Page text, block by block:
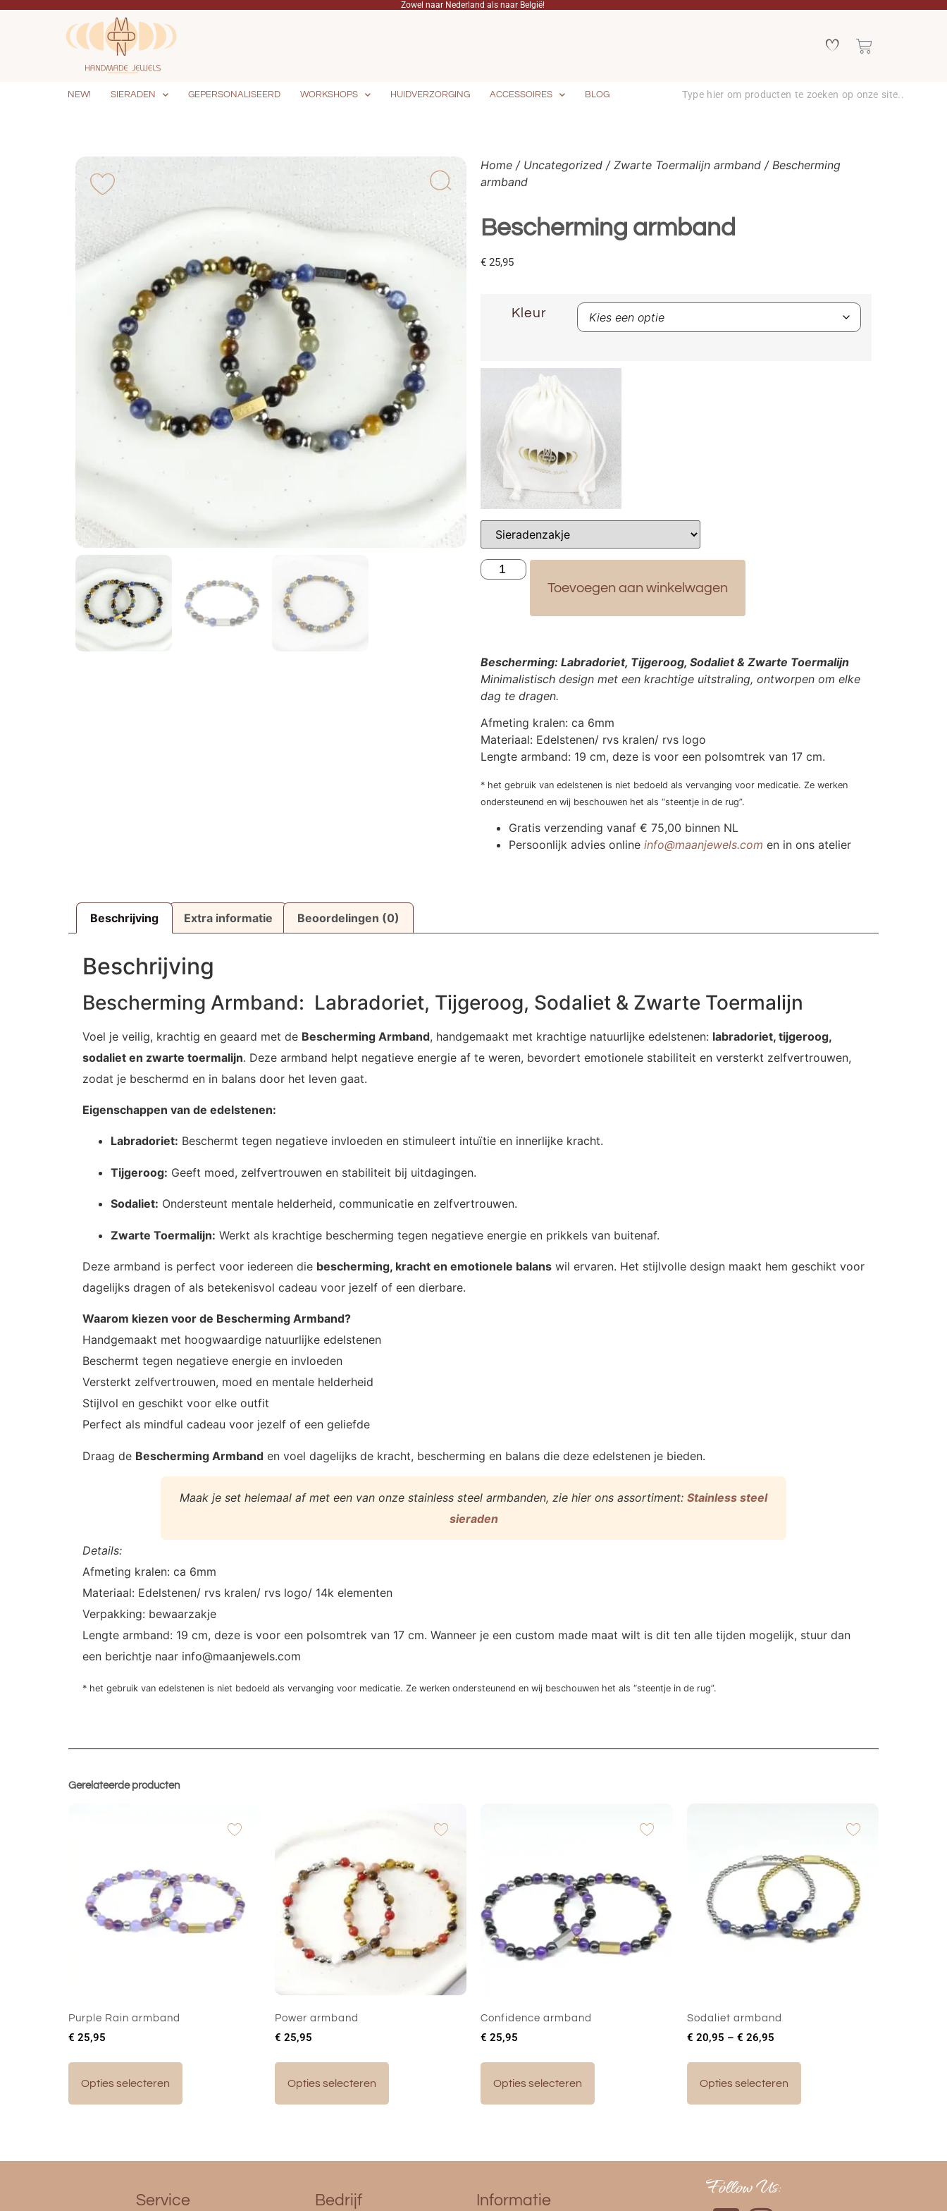
Zowel naar Nederland als naar België!
NEW! SIERADEN GEPERSONALISEERD WORKSHOPS HUIDVERZORGING ACCESSOIRES BLOG
Home / Uncategorized / Zwarte Toermalijn armband / Bescherming
armband
Bescherming armband
€ 25,95
Kleur
Toevoegen aan winkelwagen
Bescherming: Labradoriet, Tijgeroog, Sodaliet & Zwarte Toermalijn
Minimalistisch design met een krachtige uitstraling, ontworpen om elke
dag te dragen.
Afmeting kralen: ca 6mm
Materiaal: Edelstenen/ rvs kralen/ rvs logo
Lengte armband: 19 cm, deze is voor een polsomtrek van 17 cm.
* het gebruik van edelstenen is niet bedoeld als vervanging voor medicatie. Ze werken
ondersteunend en wij beschouwen het als “steentje in de rug”.
Gratis verzending vanaf € 75,00 binnen NL
Persoonlijk advies online info@maanjewels.com en in ons atelier
Beschrijving Extra informatie Beoordelingen (0)
Beschrijving
Bescherming Armband: Labradoriet, Tijgeroog, Sodaliet & Zwarte Toermalijn
Voel je veilig, krachtig en geaard met de Bescherming Armband, handgemaakt met krachtige natuurlijke edelstenen: labradoriet, tijgeroog,
sodaliet en zwarte toermalijn. Deze armband helpt negatieve energie af te weren, bevordert emotionele stabiliteit en versterkt zelfvertrouwen,
zodat je beschermd en in balans door het leven gaat.
Eigenschappen van de edelstenen:
Labradoriet: Beschermt tegen negatieve invloeden en stimuleert intuïtie en innerlijke kracht.
Tijgeroog: Geeft moed, zelfvertrouwen en stabiliteit bij uitdagingen.
Sodaliet: Ondersteunt mentale helderheid, communicatie en zelfvertrouwen.
Zwarte Toermalijn: Werkt als krachtige bescherming tegen negatieve energie en prikkels van buitenaf.
Deze armband is perfect voor iedereen die bescherming, kracht en emotionele balans wil ervaren. Het stijlvolle design maakt hem geschikt voor
dagelijks dragen of als betekenisvol cadeau voor jezelf of een dierbare.
Waarom kiezen voor de Bescherming Armband?
Handgemaakt met hoogwaardige natuurlijke edelstenen
Beschermt tegen negatieve energie en invloeden
Versterkt zelfvertrouwen, moed en mentale helderheid
Stijlvol en geschikt voor elke outfit
Perfect als mindful cadeau voor jezelf of een geliefde
Draag de Bescherming Armband en voel dagelijks de kracht, bescherming en balans die deze edelstenen je bieden.
Maak je set helemaal af met een van onze stainless steel armbanden, zie hier ons assortiment: Stainless steel
sieraden
Details:
Afmeting kralen: ca 6mm
Materiaal: Edelstenen/ rvs kralen/ rvs logo/ 14k elementen
Verpakking: bewaarzakje
Lengte armband: 19 cm, deze is voor een polsomtrek van 17 cm. Wanneer je een custom made maat wilt is dit ten alle tijden mogelijk, stuur dan
een berichtje naar info@maanjewels.com
* het gebruik van edelstenen is niet bedoeld als vervanging voor medicatie. Ze werken ondersteunend en wij beschouwen het als “steentje in de rug”.
Gerelateerde producten
Purple Rain armband
€ 25,95
Opties selecteren
Power armband
€ 25,95
Opties selecteren
Confidence armband
€ 25,95
Opties selecteren
Sodaliet armband
€ 20,95 – € 26,95
Opties selecteren
Service Bedrijf Informatie
Follow Us: